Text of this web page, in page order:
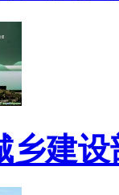
乡建